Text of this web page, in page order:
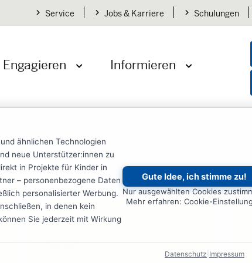
ähnlichen Technologien
neue Unterstützer:innen zu
in Projekte für Kinder in
– personenbezogene Daten
personalisierter Werbung.
in denen kein
Sie jederzeit mit Wirkung
Gute Idee, ich stimme zu!
Nur ausgewählten Cookies
Mehr erfahren: Cookie-
Datenschutz Impressum
Service Jobs & Karriere Schulungen
Engagieren Informieren
Ehrenamt AdvStand
Status
Zuende